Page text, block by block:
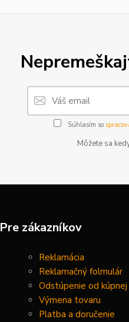
Súhlasím so
Môžete sa
Pre zákazníkov
Reklamácia
Reklamačný folmulár
Odstúpenie od
Výmena tovaru
Platba a doručenie